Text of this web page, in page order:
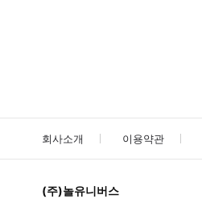
회사소개 이용약관
(주)놀유니버스